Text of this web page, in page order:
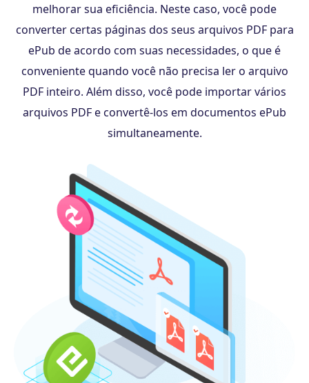
melhorar sua eficiência. Neste caso, você pode
converter certas páginas dos seus arquivos PDF para
ePub de acordo com suas necessidades, o que é
conveniente quando você não precisa ler o arquivo
PDF inteiro. Além disso, você pode importar vários
arquivos PDF e convertê-los em documentos ePub
simultaneamente.